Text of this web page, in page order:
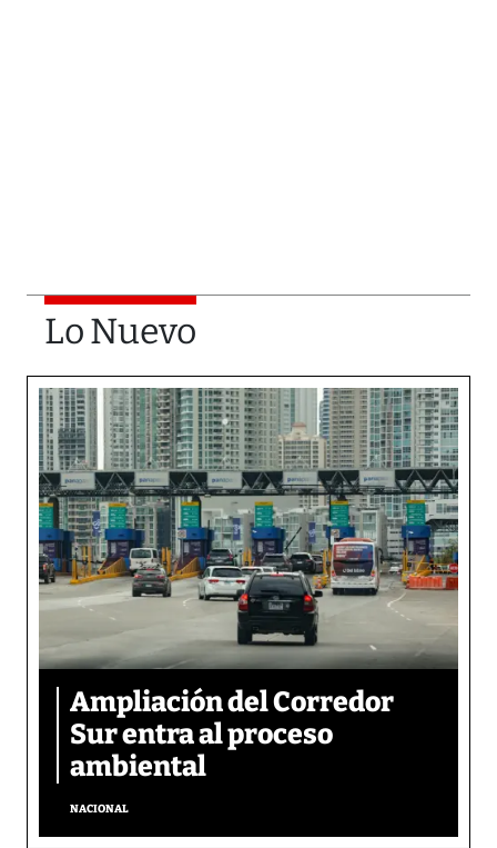
Lo Nuevo
Ampliación del Corredor
Sur entra al proceso
ambiental
NACIONAL